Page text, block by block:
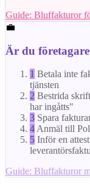
Guide: Bluffakturor
💼
Är du
1 Betala inte
tjänsten
2 Bestrida
har ingåtts"
3 Spara
4 Anmäl till
5 Inför en
Guide: Bluffakturor